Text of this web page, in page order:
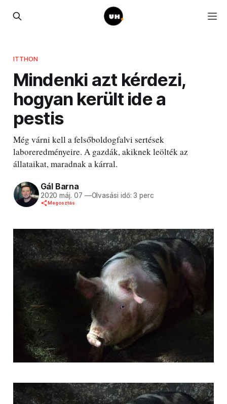
ITTHON
Mindenki azt kérdezi,
hogyan került ide a
pestis
Még várni kell a felsőboldogfalvi sertések
laboreredményeire. A gazdák, akiknek leölték az
állataikat, maradnak a kárral.
Gál Barna
2020 máj. 07 —Olvasási idő: 3 perc
Megosztás